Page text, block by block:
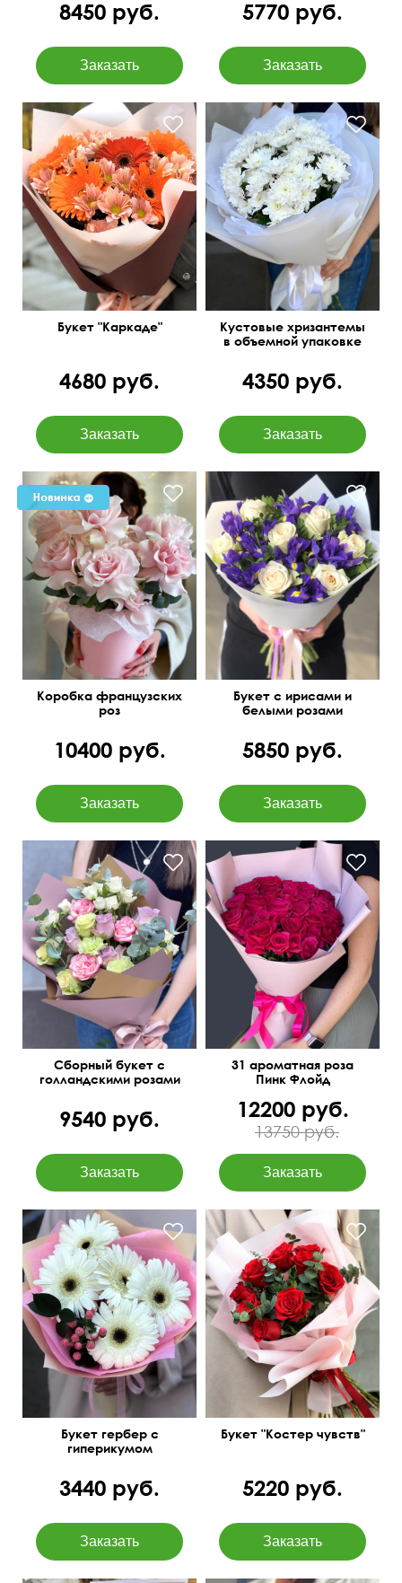
8450 руб. 5770 руб.
Страстный и жгучий!
Букет "Каркаде"
4680 руб.
70 см 55 см
Кустовые хризантемы
в объемной упаковке
4350 руб.
Коробка французских
роз
10400 руб.
50 см 40 см
Букет с ирисами и
белыми розами
5850 руб.
Диантусы, декор, зелень
Сборный букет с
голландскими розами
9540 руб.
55 см 40 см
31 ароматная роза
Пинк Флойд
12200 руб.
13750 руб.
Изящный и очень милый
Букет гербер с
гиперикумом
3440 руб.
Розы и эвкалипт baby blue
Букет "Костер чувств"
5220 руб.